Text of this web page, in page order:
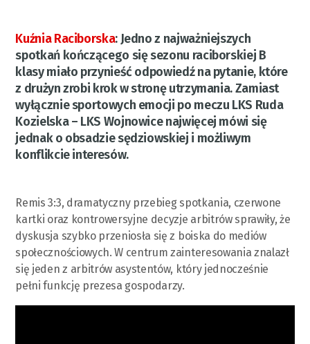
Kuźnia Raciborska: Jedno z najważniejszych
spotkań kończącego się sezonu raciborskiej B
klasy miało przynieść odpowiedź na pytanie, które
z drużyn zrobi krok w stronę utrzymania. Zamiast
wyłącznie sportowych emocji po meczu LKS Ruda
Kozielska – LKS Wojnowice najwięcej mówi się
jednak o obsadzie sędziowskiej i możliwym
konflikcie interesów.
Remis 3:3, dramatyczny przebieg spotkania, czerwone
kartki oraz kontrowersyjne decyzje arbitrów sprawiły, że
dyskusja szybko przeniosła się z boiska do mediów
społecznościowych. W centrum zainteresowania znalazł
się jeden z arbitrów asystentów, który jednocześnie
pełni funkcję prezesa gospodarzy.